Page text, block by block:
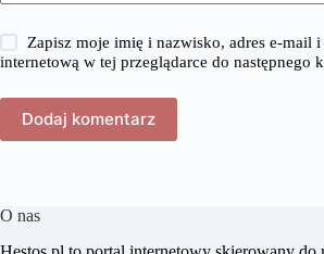
Zapisz moje imię i nazwisko, adres e-mail i
internetową w tej przeglądarce do następnego
Dodaj komentarz
O nas